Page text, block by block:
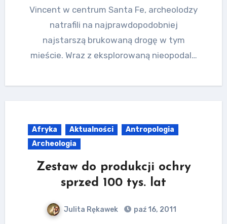
Vincent w centrum Santa Fe, archeolodzy
natrafili na najprawdopodobniej
najstarszą brukowaną drogę w tym
mieście. Wraz z eksplorowaną nieopodal…
Afryka Aktualności
Antropologia
Archeologia
Zestaw do produkcji ochry
sprzed 100 tys. lat
Julita Rękawek paź 16, 2011